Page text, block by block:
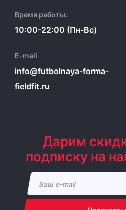
Время работы:
10:00-22:00 (Пн-Вс)
E-mail
info@futbolnaya-forma-
fieldfit.ru
Дарим
подписку на